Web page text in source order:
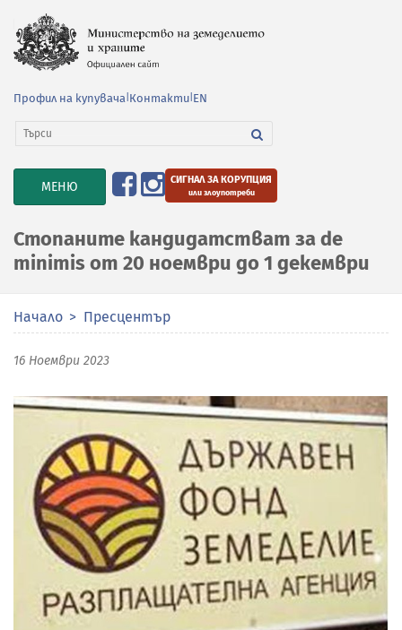
Профил на купувача Контакти EN
TOGGLE
NAVIGATION
МЕНЮ СИГНАЛ ЗА КОРУПЦИЯ
или злоупотреби
Стопаните кандидатстват за de
minimis от 20 ноември до 1 декември
Начало Пресцентър
16 Ноември 2023